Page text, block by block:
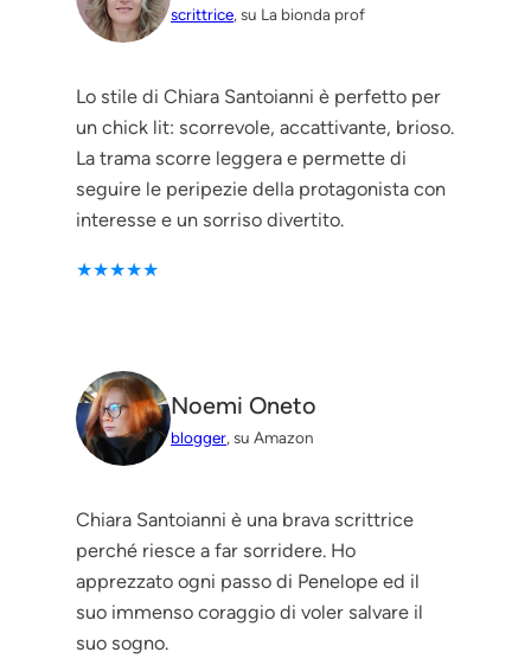
scrittrice, su La bionda prof
Lo stile di Chiara Santoianni è perfetto per
un chick lit: scorrevole, accattivante, brioso.
La trama scorre leggera e permette di
seguire le peripezie della protagonista con
interesse e un sorriso divertito.
★★★★★
Noemi Oneto
blogger, su Amazon
Chiara Santoianni è una brava scrittrice
perché riesce a far sorridere. Ho
apprezzato ogni passo di Penelope ed il
suo immenso coraggio di voler salvare il
suo sogno.